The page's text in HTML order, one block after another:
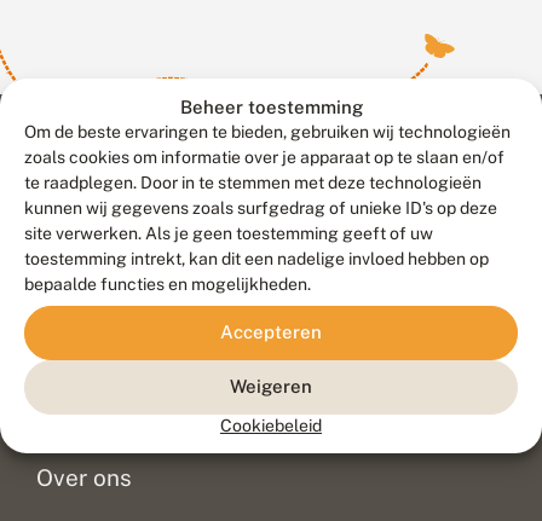
Beheer toestemming
Om de beste ervaringen te bieden, gebruiken wij technologieën
zoals cookies om informatie over je apparaat op te slaan en/of
te raadplegen. Door in te stemmen met deze technologieën
kunnen wij gegevens zoals surfgedrag of unieke ID's op deze
site verwerken. Als je geen toestemming geeft of uw
toestemming intrekt, kan dit een nadelige invloed hebben op
bepaalde functies en mogelijkheden.
Accepteren
Weigeren
Cookiebeleid
Contact
Veelgestelde vragen
Doneer
Over ons
Meld waarnemingen© 2026 Vlinderstichting
Duurzaam ontwikkeld door
Go2People
, ontworpen door
Blue Field Agency
Privacy
Disclaimer
Sitemap